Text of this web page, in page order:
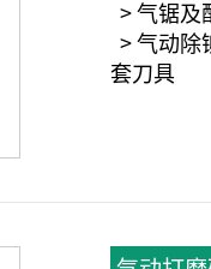
> 气锯及
> 气动除
套刀具